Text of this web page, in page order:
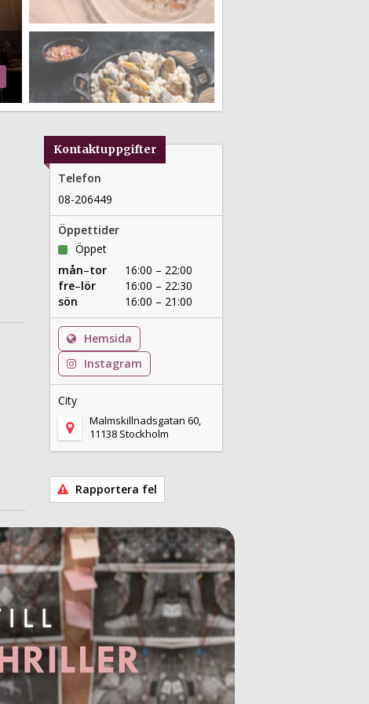
Kontaktuppgifter
Telefon
08-206449
Öppettider
Öppet
mån–tor
16:00 – 22:00
fre–lör
16:00 – 22:30
sön
16:00 – 21:00
Hemsida
Instagram
City
Malmskillnadsgatan 60,
11138 Stockholm
Rapportera fel